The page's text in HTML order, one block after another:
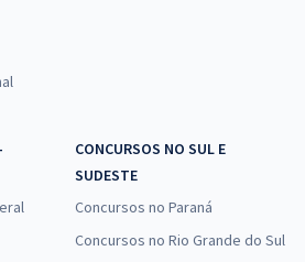
CONCURSOS NO SUL E
SUDESTE
Concursos no Paraná
Concursos no Rio Grande do Sul